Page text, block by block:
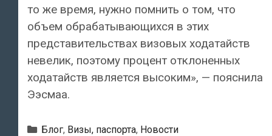
то же время, нужно помнить о том, что
объем обрабатывающихся в этих
представительствах визовых ходатайств
невелик, поэтому процент отклоненных
ходатайств является высоким», — пояснила
Ээсмаа.
Рубрики
Блог, Визы, паспорта, Новости